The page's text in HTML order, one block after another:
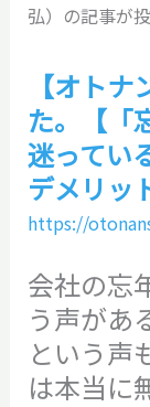
弘）の記事が
【オト
た。【「
迷ってい
デメリッ
https://
会社の忘
う声があ
という声
は本当に